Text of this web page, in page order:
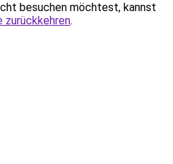
besuchen möchtest, kannst
zurückkehren.